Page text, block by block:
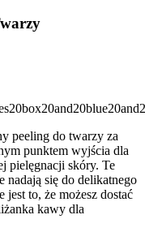
peeling do twarzy za
punktem wyjścia dla
pielęgnacji skóry. Te
nadają się do delikatnego
jest to, że możesz dostać
kawy dla